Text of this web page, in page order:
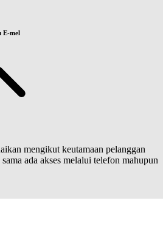
E-mel
mengikut keutamaan pelanggan
ada akses melalui telefon mahupun